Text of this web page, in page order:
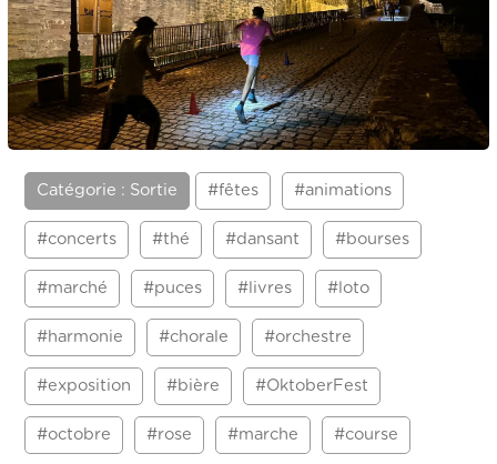
Catégorie : Sortie #fêtes #animations
#concerts #thé #dansant #bourses
#marché #puces #livres #loto
#harmonie #chorale #orchestre
#exposition #bière #OktoberFest
#octobre #rose #marche #course